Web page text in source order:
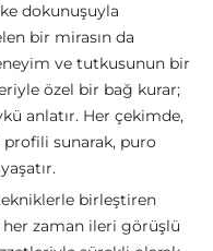
dokunuşuyla
bir mirasın da
ve tutkusunun bir
özel bir bağ kurar;
anlatır. Her çekimde,
sunarak, puro
birleştiren
her zaman ileri görüşlü